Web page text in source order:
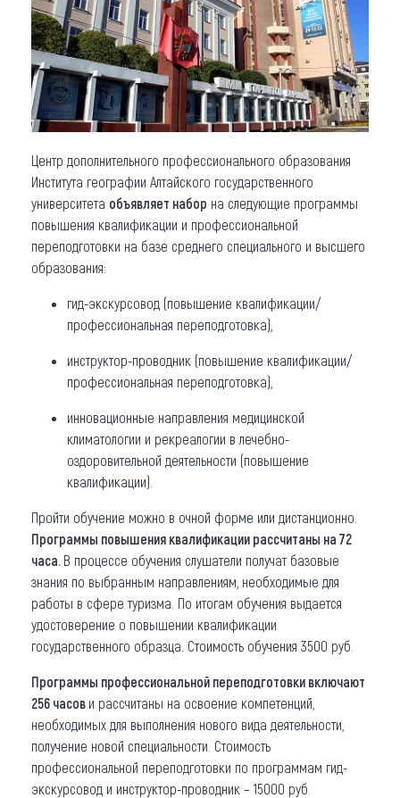
Коллекция впечатлений
Другие рубрики
Центр дополнительного профессионального образования
Института географии Алтайского государственного
университета объявляет набор на следующие программы
повышения квалификации и профессиональной
переподготовки на базе среднего специального и высшего
образования:
гид-экскурсовод (повышение квалификации/
профессиональная переподготовка),
инструктор-проводник (повышение квалификации/
профессиональная переподготовка),
инновационные направления медицинской
климатологии и рекреалогии в лечебно-
оздоровительной деятельности (повышение
квалификации).
Пройти обучение можно в очной форме или дистанционно.
Программы повышения квалификации рассчитаны на 72
часа. В процессе обучения слушатели получат базовые
знания по выбранным направлениям, необходимые для
работы в сфере туризма. По итогам обучения выдается
удостоверение о повышении квалификации
государственного образца. Стоимость обучения 3500 руб.
Программы профессиональной переподготовки включают
256 часов и рассчитаны на освоение компетенций,
необходимых для выполнения нового вида деятельности,
получение новой специальности. Стоимость
профессиональной переподготовки по программам гид-
экскурсовод и инструктор-проводник – 15000 руб.